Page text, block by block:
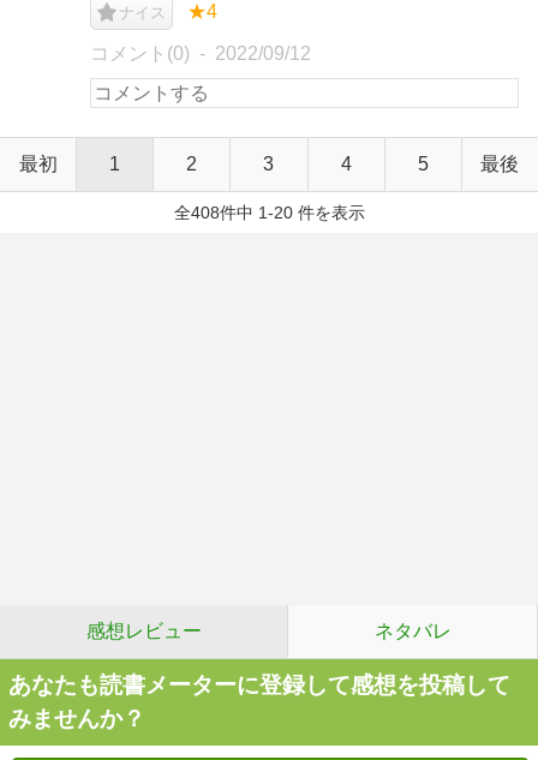
ナイス ★4
コメント(0) 2022/09/12
最初 1 2 3 4 5 最後
全408件中 1-20 件を表示
感想レビュー ネタバレ
あなたも読書メーターに登録して感想を投稿して
みませんか？